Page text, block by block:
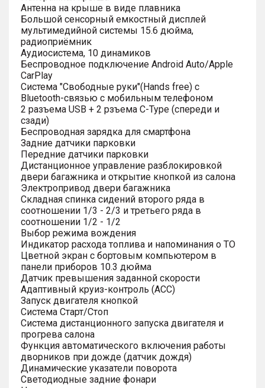
Антенна на крыше в виде плавника
Большой сенсорный емкостный дисплей
мультимедийной системы 15.6 дюйма,
радиоприёмник
Аудиосистема, 10 динамиков
Беспроводное подключение Android Auto/Apple
CarPlay
Система "Свободные руки"(Hands free) с
Bluetooth-связью с мобильным телефоном
2 разъема USB + 2 рзъема C-Type (спереди и
сзади)
Беспроводная зарядка для смартфона
Задние датчики парковки
Передние датчики парковки
Дистанционное управление разблокировкой
двери багажника и открытие кнопкой из салона
Электропривод двери багажника
Складная спинка сидений второго ряда в
соотношении 1/3 - 2/3 и третьего ряда в
соотношении 1/2 - 1/2
Выбор режима вождения
Индикатор расхода топлива и напоминания о ТО
Цветной экран с бортовым компьютером в
панели приборов 10.3 дюйма
Датчик превышения заданной скорости
Адаптивный круиз-контроль (ACC)
Запуск двигателя кнопкой
Система Старт/Стоп
Система дистанционного запуска двигателя и
прогрева салона
Функция автоматического включения работы
дворников при дожде (датчик дождя)
Динамические указатели поворота
Светодиодные задние фонари